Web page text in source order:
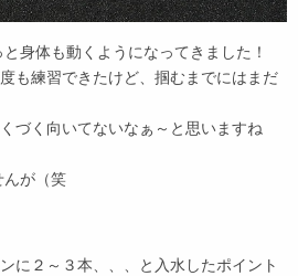
身体も動くようになってきました！
も練習できたけど、掴むまでにはまだ
づく向いてないなぁ～と思いますね
んが（笑
に２～３本、、、と入水したポイント